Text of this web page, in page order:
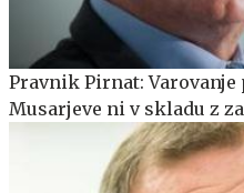
Pravnik Pirnat: Varovanje
Musarjeve ni v skladu z